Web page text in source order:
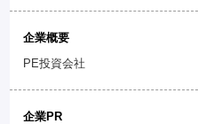
企業概要
PE投資会社
企業PR